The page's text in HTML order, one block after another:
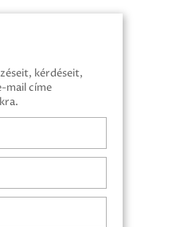
kérdéseit,
mail címe